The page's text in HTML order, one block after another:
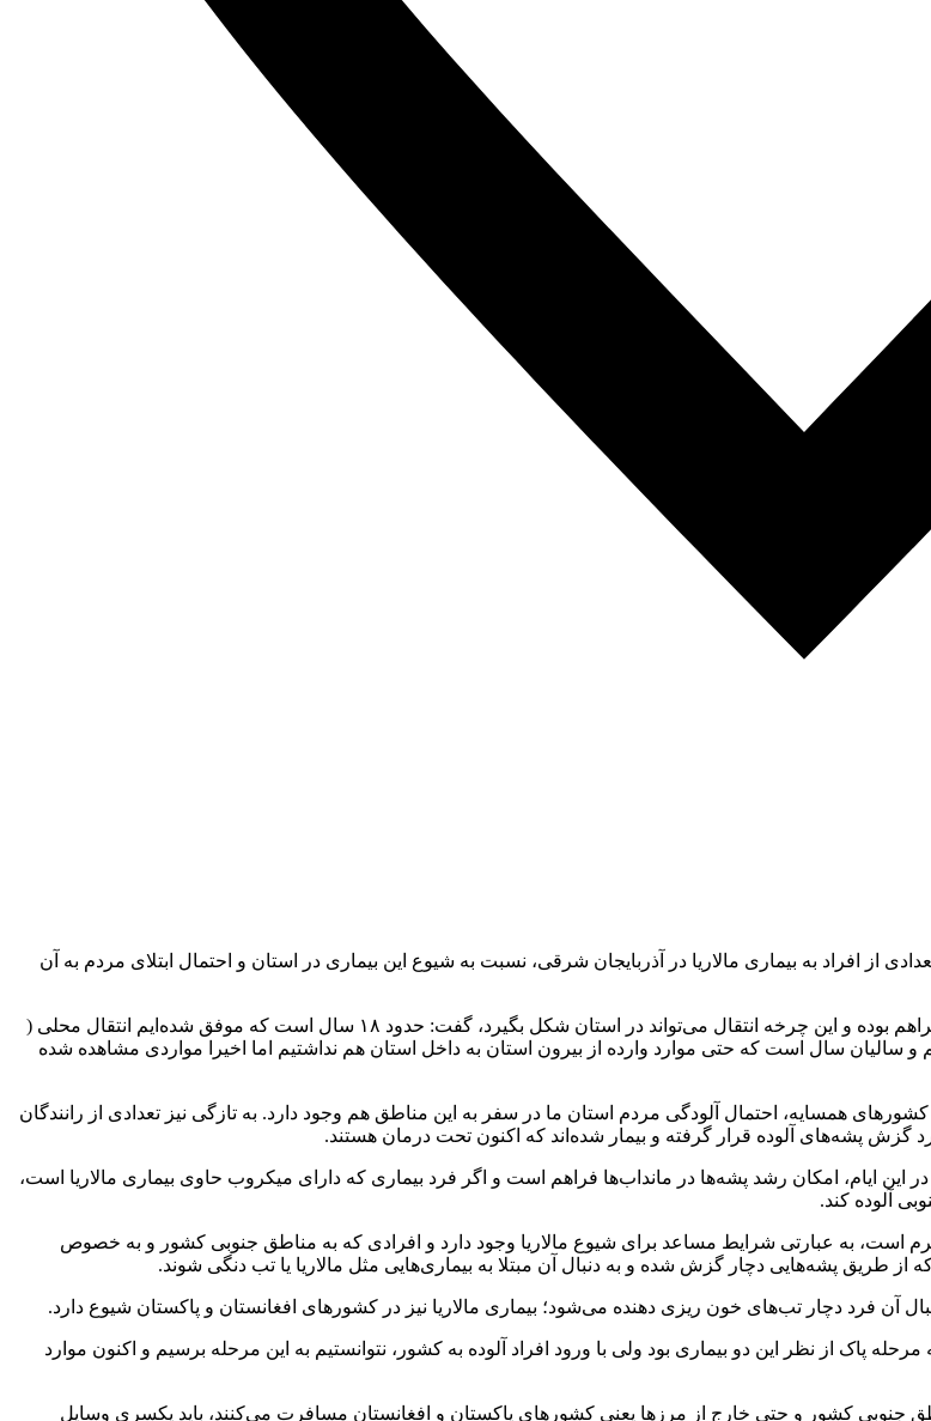
از افراد به بیماری مالاریا در آذربایجان شرقی، نسبت به شیوع این بیماری در استان و احتمال ابتلای مردم به آن
به گزارش جید، سیمین خیاط زاده با بیان این‌که احتمال انتقال بیماری مالاریا در استان فراهم بوده و این چرخه انتقال می‌تواند در استان شکل بگیرد، گفت: حدود ۱۸ سال است که موفق شده‌ایم انتقال محلی (
و سالیان سال است که حتی موارد وارده از بیرون استان به داخل استان هم نداشتیم اما اخیرا مواردی مشاهده شده
همسایه، احتمال آلودگی مردم استان ما در سفر به این مناطق هم وجود دارد. به تازگی نیز تعدادی از رانندگان
پشه‌های آلوده قرار گرفته و بیمار شده‌اند که اکنون تحت درمان هستند.
این ایام، امکان رشد پشه‌ها در مانداب‌ها فراهم است و اگر فرد بیماری که دارای میکروب حاوی بیماری مالاریا است،
آلوده کند.
است، به عبارتی شرایط مساعد برای شیوع مالاریا وجود دارد و افرادی که به مناطق جنوبی کشور و به خصوص
از طریق پشه‌هایی دچار گزش شده و به دنبال آن مبتلا به بیماری‌هایی مثل مالاریا یا تب دنگی شوند.
آن فرد دچار تب‌های خون ریزی دهنده می‌شود؛ بیماری مالاریا نیز در کشورهای افغانستان و پاکستان شیوع دارد.
از نظر این دو بیماری بود ولی با ورود افراد آلوده به کشور، نتوانستیم به این مرحله برسیم و اکنون موارد
جنوبی کشور و حتی خارج از مرزها یعنی کشورهای پاکستان و افغانستان مسافرت می‌کنند، باید یکسری وسایل